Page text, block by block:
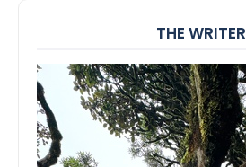
THE WRITER